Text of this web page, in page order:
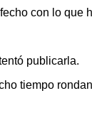
con lo que
publicarla.
tiempo